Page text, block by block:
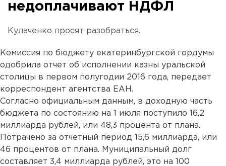
недоплачивают НДФЛ
Кулаченко просят разобраться.
Комиссия по бюджету екатеринбургской гордумы
одобрила отчет об исполнении казны уральской
столицы в первом полугодии 2016 года, передает
корреспондент агентства ЕАН.
Согласно официальным данным, в доходную часть
бюджета по состоянию на 1 июля поступило 16,2
миллиарда рублей, или 48,3 процента от плана.
Потрачено за отчетный период 15,6 миллиарда, или
46 процентов от плана. Муниципальный долг
составляет 3,4 миллиарда рублей, это на 100